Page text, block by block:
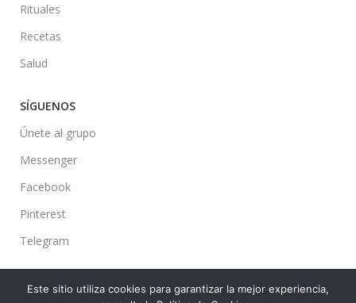
Rituales
Recetas
Salud
SÍGUENOS
Únete al grupo
Messenger
Facebook
Pinterest
Telegram
Este sitio utiliza cookies para garantizar la mejor experiencia,